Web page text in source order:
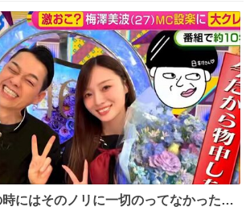
す←🆕 … 60位 キングダム 魂の決戦←🆕
にはそのノリに一切のってなかった1